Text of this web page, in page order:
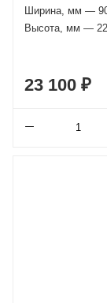
Ширина, мм —
Высота, мм —
23 100 ₽